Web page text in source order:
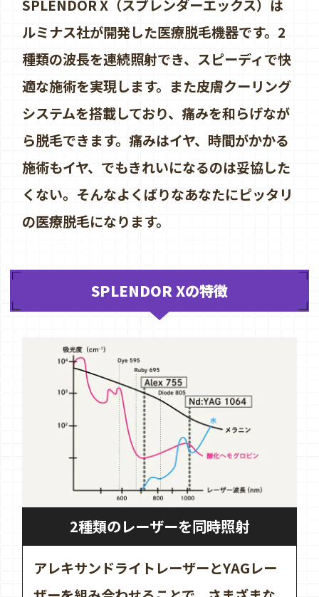
SPLENDOR X（スプレンダーエックス）は
ルミナス社が開発した医療脱毛機器です。2
種類の波長を連続照射でき、スピーディで快
適な施術を実現します。また皮膚クーリング
システムを搭載しており、痛みを和らげなが
ら脱毛できます。痛みはイヤ、時間がかかる
施術もイヤ、でもきれいになるのは妥協した
くない。そんなよくばりなあなたにピッタリ
の医療脱毛になります。
SPLENDOR Xの特徴
2種類のレーザーを同時照射
アレキサンドライトレーザーとYAGレー